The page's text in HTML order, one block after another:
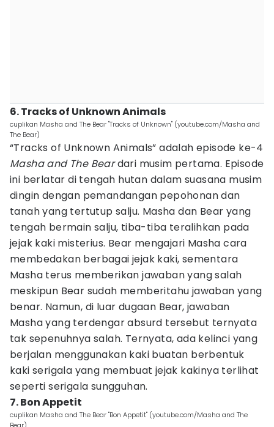
6. Tracks of Unknown Animals
cuplikan Masha and The Bear "Tracks of Unknown" (youtube.com/Masha and
The Bear)
“Tracks of Unknown Animals” adalah episode ke-4
Masha and The Beardari musim pertama. Episode
ini berlatar di tengah hutan dalam suasana musim
dingin dengan pemandangan pepohonan dan
tanah yang tertutup salju. Masha dan Bear yang
tengah bermain salju, tiba-tiba teralihkan pada
jejak kaki misterius. Bear mengajari Masha cara
membedakan berbagai jejak kaki, sementara
Masha terus memberikan jawaban yang salah
meskipun Bear sudah memberitahu jawaban yang
benar. Namun, di luar dugaan Bear, jawaban
Masha yang terdengar absurd tersebut ternyata
tak sepenuhnya salah. Ternyata, ada kelinci yang
berjalan menggunakan kaki buatan berbentuk
kaki serigala yang membuat jejak kakinya terlihat
seperti serigala sungguhan.
7. Bon Appetit
cuplikan Masha and The Bear "Bon Appetit" (youtube.com/Masha and The